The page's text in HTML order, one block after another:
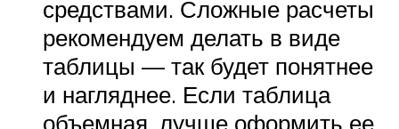
средствами. Сложные расчеты
рекомендуем делать в виде
таблицы — так будет понятнее
и нагляднее. Если таблица
объемная, лучше оформить ее